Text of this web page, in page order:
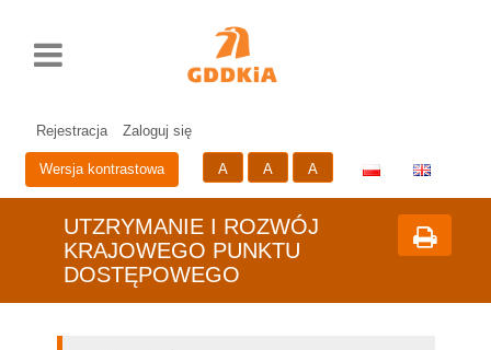
Rejestracja Zaloguj się
Wersja kontrastowa
rozmiar
czcionki
A
rozmiar
czcionki
A
rozmiar
czcionki
A
UTZRYMANIE I ROZWÓJ
KRAJOWEGO PUNKTU
DOSTĘPOWEGO